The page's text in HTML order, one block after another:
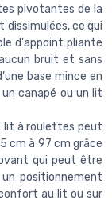
pivotantes de la
ce qui
d'appoint pliante
bruit et sans
base mince en
canapé ou un lit
lit à roulettes peut
cm à 97 cm grâce
qui peut être
positionnement
au lit ou sur